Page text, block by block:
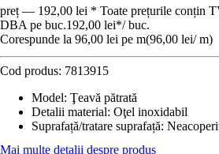
preț — 192,00 lei * Toate prețurile conțin
DBA pe buc.192,00 lei*/ buc.
Corespunde la 96,00 lei pe m(96,00 lei/ m)
Cod produs: 7813915
Model: Ţeavă pătrată
Detalii material: Oţel inoxidabil
Suprafață/tratare suprafață:
Mai multe detalii despre produs